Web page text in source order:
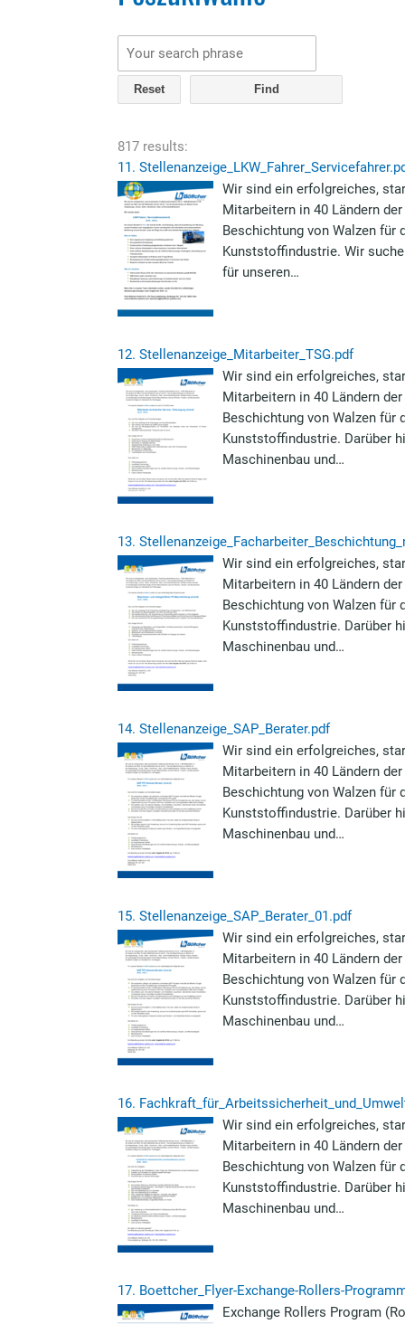
Reset
817 results:
11.
Wir sind ein erfolgreiches,
Mitarbeitern in 40 Ländern
Beschichtung von Walzen für
Kunststoffindustrie. Wir
für unseren…
12. Stellenanzeige_Mitarbeiter_TSG.pdf
Wir sind ein erfolgreiches,
Mitarbeitern in 40 Ländern
Beschichtung von Walzen für
Kunststoffindustrie. Darüber
Maschinenbau und…
13.
Wir sind ein erfolgreiches,
Mitarbeitern in 40 Ländern
Beschichtung von Walzen für
Kunststoffindustrie. Darüber
Maschinenbau und…
14. Stellenanzeige_SAP_Berater.pdf
Wir sind ein erfolgreiches,
Mitarbeitern in 40 Ländern
Beschichtung von Walzen für
Kunststoffindustrie. Darüber
Maschinenbau und…
15. Stellenanzeige_SAP_Berater_01.pdf
Wir sind ein erfolgreiches,
Mitarbeitern in 40 Ländern
Beschichtung von Walzen für
Kunststoffindustrie. Darüber
Maschinenbau und…
16.
Wir sind ein erfolgreiches,
Mitarbeitern in 40 Ländern
Beschichtung von Walzen für
Kunststoffindustrie. Darüber
Maschinenbau und…
17. Boettcher_Flyer-Exchange-Rollers-
Exchange Rollers Program